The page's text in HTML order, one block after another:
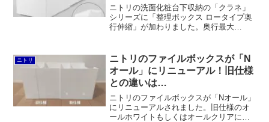
ニトリの洗面化粧台下収納の「クラネ」
シリーズに「整理ボックス ロータイプ奥
行伸縮」が加わりました。奥行最大
強度は若干落ちますし、そこまでスペー
スに合わせることを考える必要はないと
思います。
ニトリ
ニトリのファイルボックスが「N
オール」にリニューアル！旧仕様
との違いは…
ニトリのファイルボックスが「Nオール」
にリニューアルされました。旧仕様のオ
ールホワイトもしくはオールクリアに比